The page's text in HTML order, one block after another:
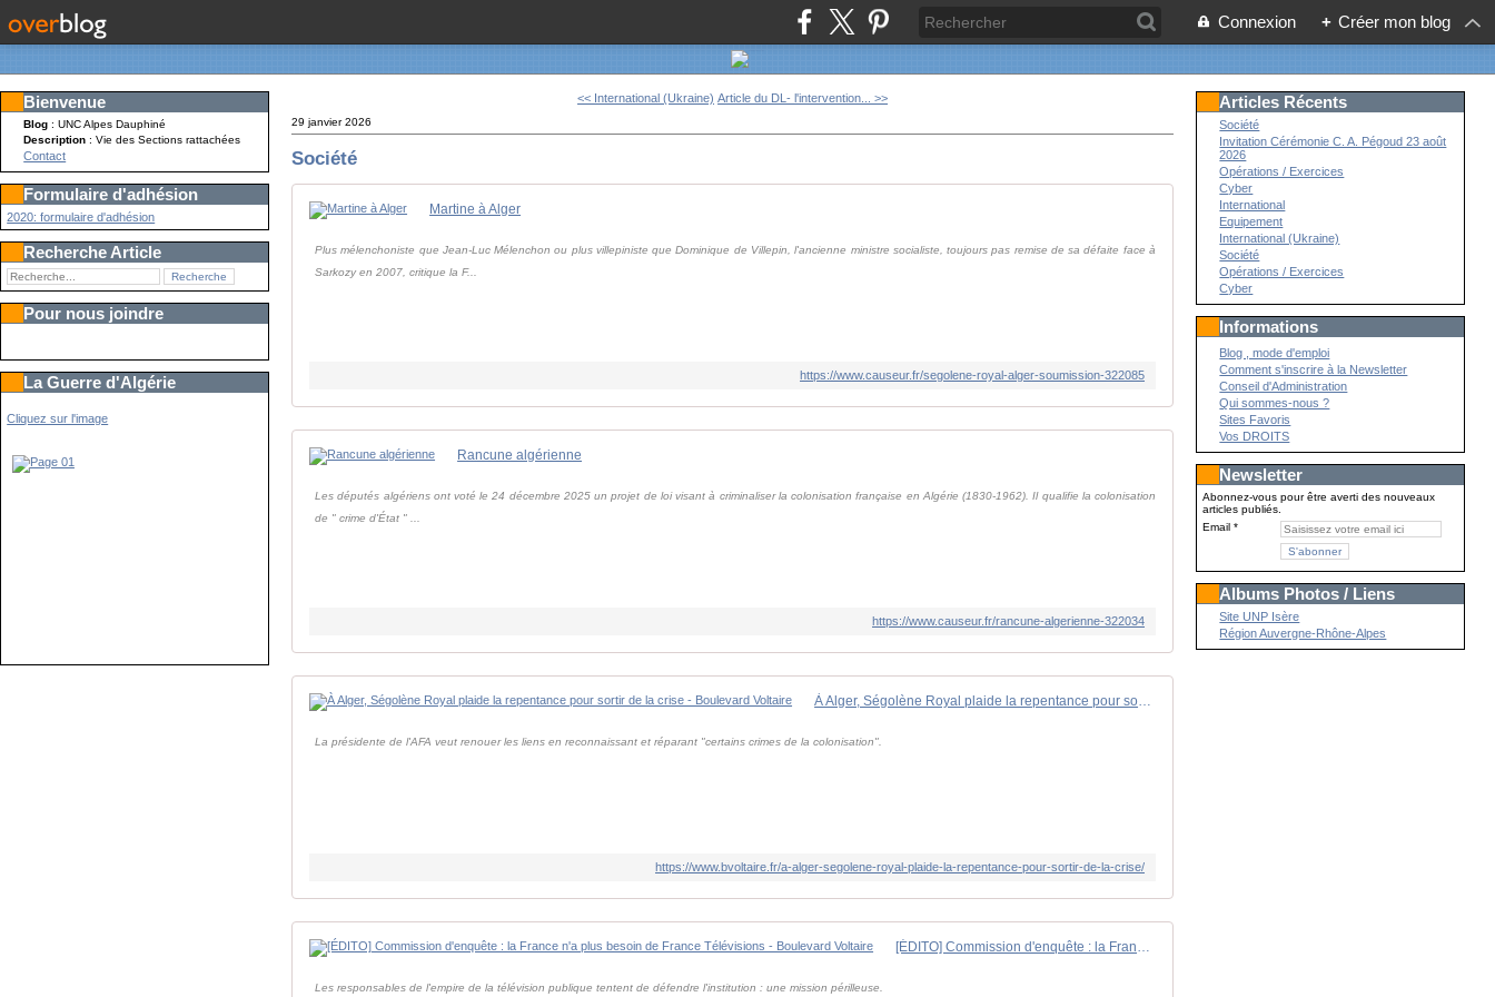
Connexion + Créer mon blog
Bienvenue
Blog : UNC Alpes Dauphiné
Description: Vie des Sections rattachées
Contact
Formulaire d'adhésion
2020: formulaire d'adhésion
Recherche Article
Pour nous joindre
La Guerre d'Algérie
Cliquez sur l'image
<< International (Ukraine) Article du DL- l'intervention... >>
29 janvier 2026
Société
Martine à Alger
Plus mélenchoniste que Jean-Luc Mélenchon ou plus villepiniste que Dominique de Villepin, l'ancienne ministre socialiste, toujours pas remise de sa défaite face à
Sarkozy en 2007, critique la F...
https://www.causeur.fr/segolene-royal-alger-soumission-322085
Rancune algérienne
Les députés algériens ont voté le 24 décembre 2025 un projet de loi visant à criminaliser la colonisation française en Algérie (1830-1962). Il qualifie la colonisation
de " crime d'État " ...
https://www.causeur.fr/rancune-algerienne-322034
À Alger, Ségolène Royal plaide la repentance pour sortir de la crise - Boulevard Voltaire
La présidente de l'AFA veut renouer les liens en reconnaissant et réparant "certains crimes de la colonisation".
https://www.bvoltaire.fr/a-alger-segolene-royal-plaide-la-repentance-pour-sortir-de-la-crise/
[ÉDITO] Commission d'enquête : la France n'a plus besoin de France Télévisions - Boulevard Voltaire
Les responsables de l'empire de la télévision publique tentent de défendre l'institution : une mission périlleuse.
Articles Récents
Société
Invitation Cérémonie C. A. Pégoud 23 août
2026
Opérations / Exercices
Cyber
International
Equipement
International (Ukraine)
Société
Opérations / Exercices
Cyber
Informations
Blog , mode d'emploi
Comment s'inscrire à la Newsletter
Conseil d'Administration
Qui sommes-nous ?
Sites Favoris
Vos DROITS
Newsletter
Abonnez-vous pour être averti des nouveaux
articles publiés.
Email
Albums Photos / Liens
Site UNP Isère
Région Auvergne-Rhône-Alpes